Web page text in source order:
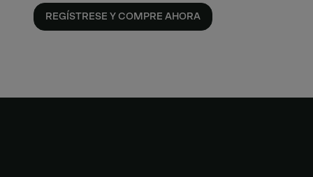
REGÍSTRESE Y COMPRE AHORA